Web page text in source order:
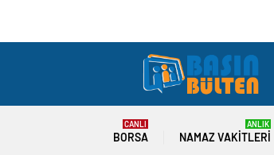
BORSA
CANLI
NAMAZ VAKITLERI
ANLIK